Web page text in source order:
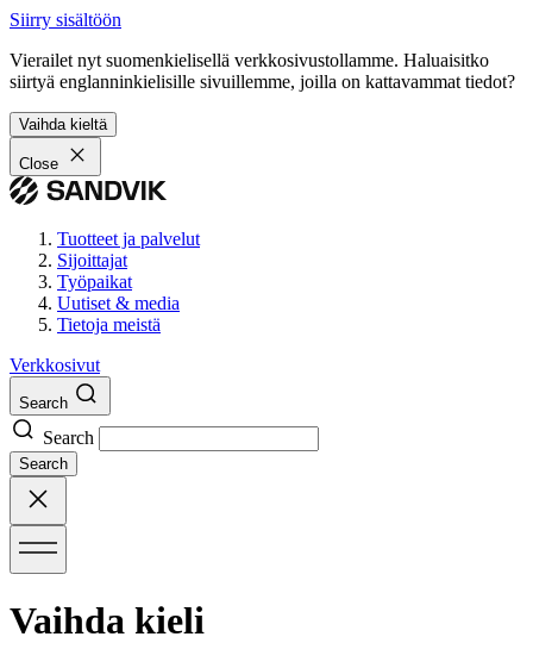
Siirry sisältöön
Vierailet nyt suomenkielisellä verkkosivustollamme. Haluaisitko
siirtyä englanninkielisille sivuillemme, joilla on kattavammat tiedot?
Vaihda kieltä
Close
Tuotteet ja palvelut
Sijoittajat
Työpaikat
Uutiset & media
Tietoja meistä
Verkkosivut
Search
Search
Search
Vaihda kieli